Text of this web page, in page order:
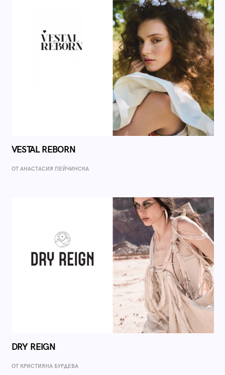
VESTAL REBORN
ОТ AНАСТАСИЯ ПЕЙЧИНСКА
DRY REIGN
ОТ КРИСТИЯНА БУРДЕВА